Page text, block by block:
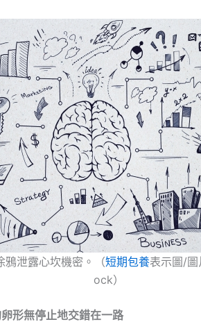
鴉泄露心坎機密。（短期包養表示圖/
ock）
形無停止地交錯在一路